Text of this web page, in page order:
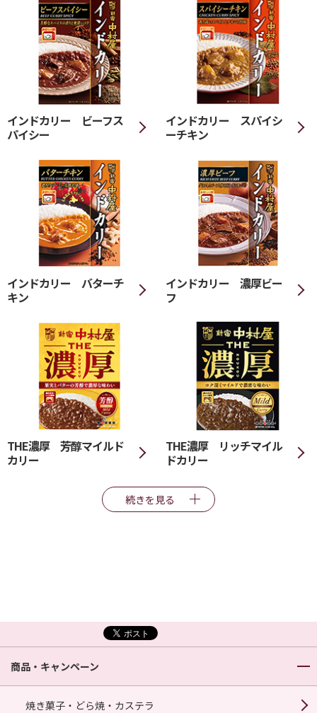
インドカリー ビーフス
パイシー
インドカリー スパイシ
ーチキン
インドカリー バターチ
キン
インドカリー 濃厚ビー
フ
THE濃厚 芳醇マイルド
カリー
THE濃厚 リッチマイル
ドカリー
続きを見る
商品・キャンペーン
焼き菓子・どら焼・カステラ